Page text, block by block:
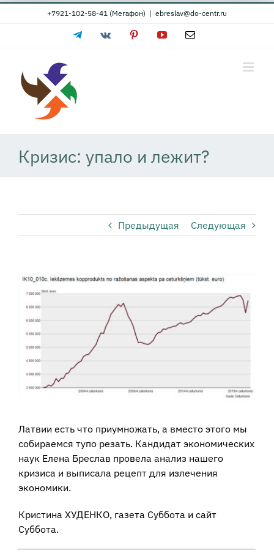
Skip
+7921-102-58-41 (Мегафон) | ebreslav@do-centr.ru
TelegramVk PinterestYouTubeEmail
Кризис: упало и лежит?
Предыдущая Следующая
View
Larger
Image
Латвии есть что приумножать, а вместо этого мы
собираемся тупо резать. Кандидат экономических
наук Елена Бреслав провела анализ нашего
кризиса и выписала рецепт для излечения
экономики.
Кристина ХУДЕНКО, газета Суббота и сайт
Суббота.